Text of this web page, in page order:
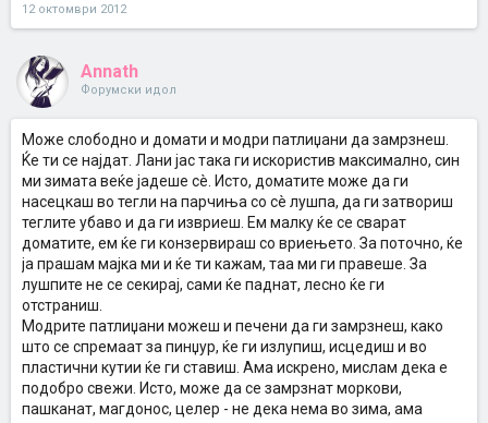
12 октомври 2012
Annath
Форумски идол
Може слободно и домати и модри патлиџани да замрзнеш.
Ќе ти се најдат. Лани јас така ги искористив максимално, син
ми зимата веќе јадеше сè. Исто, доматите може да ги
насецкаш во тегли на парчиња со сè лушпа, да ги затвориш
теглите убаво и да ги извриеш. Ем малку ќе се сварат
доматите, ем ќе ги конзервираш со вриењето. За поточно, ќе
ја прашам мајка ми и ќе ти кажам, таа ми ги правеше. За
лушпите не се секирај, сами ќе паднат, лесно ќе ги
отстраниш.
Модрите патлиџани можеш и печени да ги замрзнеш, како
што се спремаат за пинџур, ќе ги излупиш, исцедиш и во
пластични кутии ќе ги ставиш. Ама искрено, мислам дека е
подобро свежи. Исто, може да се замрзнат моркови,
пашканат, магдонос, целер - не дека нема во зима, ама